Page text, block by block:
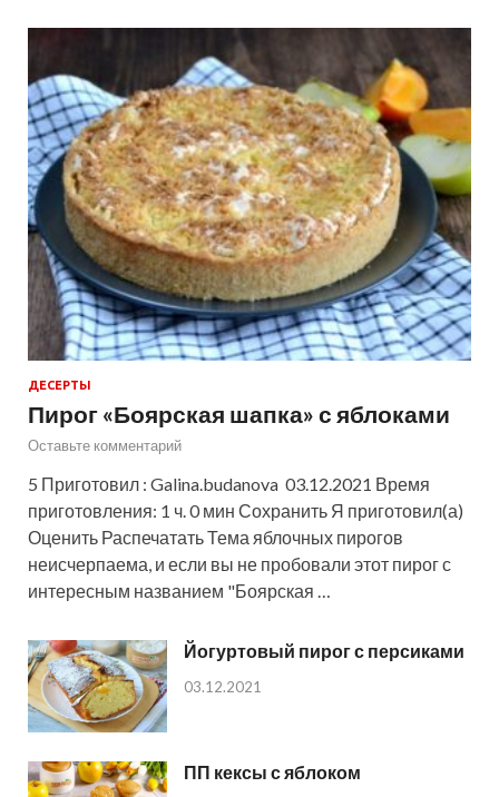
ДЕСЕРТЫ
Пирог «Боярская шапка» с яблоками
Оставьте комментарий
5 Приготовил : Galina.budanova 03.12.2021 Время
приготовления: 1 ч. 0 мин Сохранить Я приготовил(а)
Оценить Распечатать Тема яблочных пирогов
неисчерпаема, и если вы не пробовали этот пирог с
интересным названием "Боярская …
Йогуртовый пирог с персиками
03.12.2021
ПП кексы с яблоком